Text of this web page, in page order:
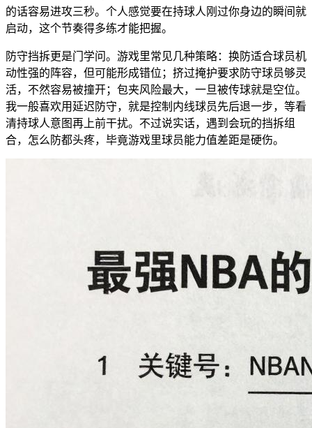
的话容易进攻三秒。个人感觉要在持球人刚过你身边的瞬间就
启动，这个节奏得多练才能把握。
防守挡拆更是门学问。游戏里常见几种策略：换防适合球员机
动性强的阵容，但可能形成错位；挤过掩护要求防守球员够灵
活，不然容易被撞开；包夹风险最大，一旦被传球就是空位。
我一般喜欢用延迟防守，就是控制内线球员先后退一步，等看
清持球人意图再上前干扰。不过说实话，遇到会玩的挡拆组
合，怎么防都头疼，毕竟游戏里球员能力值差距是硬伤。